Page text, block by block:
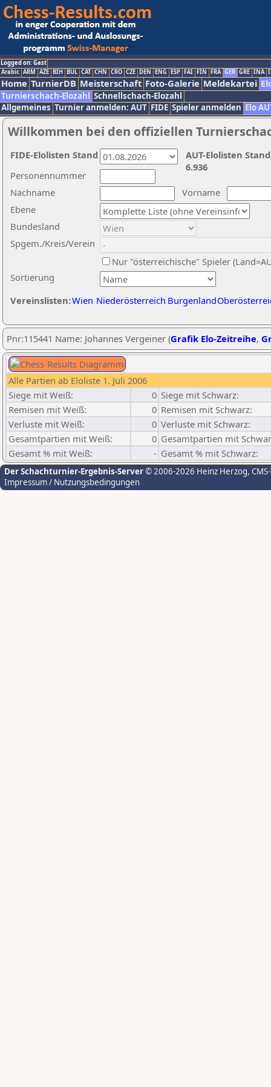
Logged on: Gast
Arabic ARM AZE BIH BUL CAT CHN CRO CZE DEN ENG ESP FAI FIN FRA GER GRE INA
Home TurnierDB Meisterschaft Foto-Galerie Meldekartei
Turnierschach-Elozahl Schnellschach-Elozahl
Allgemeines Turnier anmelden: AUT FIDE Spieler anmelden Elo
Willkommen bei den offiziellen
Nachname
Vorname
Ebene
Sortierung
Personennummer
Bundesland
Spgem./Kreis/Verein
Nur "österreichische" Spieler
Vereinslisten:Wien Niederösterreich Burgenland
AUT-Elolisten
6.936
FIDE-Elolisten Stand
Pnr:115441 Name: Johannes Vergeiner (Grafik Elo-Zeitreihe,
Alle Partien ab Eloliste 1. Juli 2006
Siege mit Weiß:
0 Siege mit Schwarz:
Remisen mit Weiß:
0 Remisen mit Schwarz:
Verluste mit Weiß:
0 Verluste mit Schwarz:
Gesamtpartien mit Weiß:
0 Gesamtpartien mit
Gesamt % mit Weiß:
- Gesamt % mit Schwarz:
Der Schachturnier-Ergebnis-Server© 2006-2026 Heinz Herzog,
Impressum / Nutzungsbedingungen